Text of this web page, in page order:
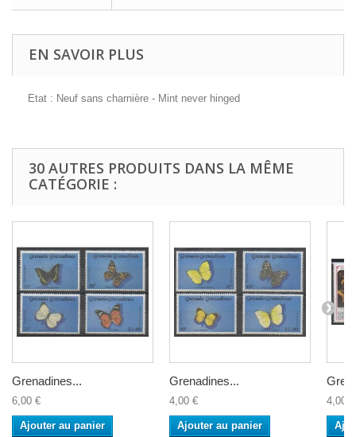
EN SAVOIR PLUS
Etat : Neuf sans charnière - Mint never hinged
30 AUTRES PRODUITS DANS LA MÊME
CATÉGORIE :
Grenadines...
6,00 €
Ajouter au panier
Grenadines...
4,00 €
Ajouter au panier
4,00 €